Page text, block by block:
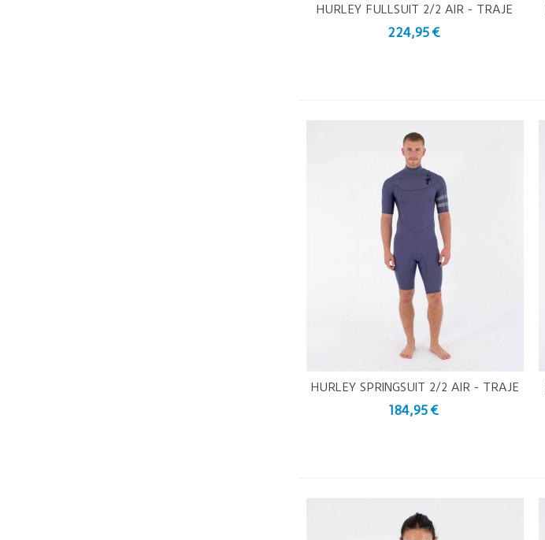
Vista Rápida
HURLEY FULLSUIT 2/2 AIR - TRAJE
DE NEOPRENO
224,95 €
Vista Rápida
HURLEY SPRINGSUIT 2/2 AIR - TRAJE
DE NEOPRENO
184,95 €